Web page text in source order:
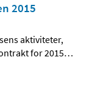
2015
aktiviteter,
for 2015…